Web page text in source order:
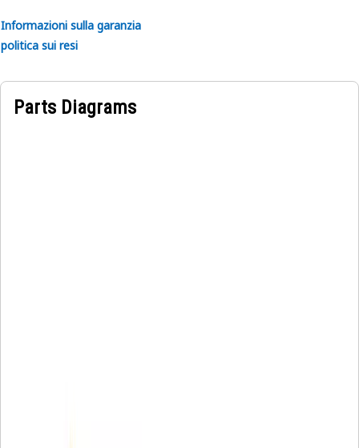
Informazioni sulla garanzia
politica sui resi
Parts Diagrams